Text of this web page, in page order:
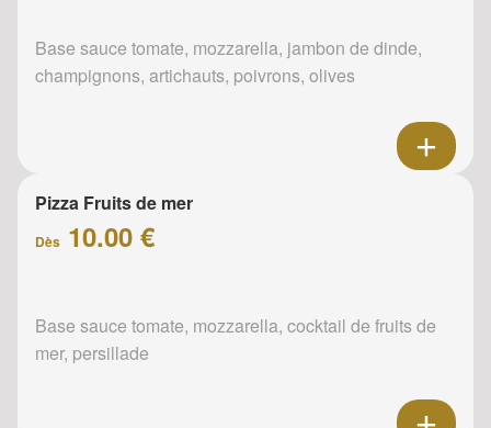
Base sauce tomate, mozzarella, jambon de dinde,
champignons, artichauts, poivrons, olives
Pizza Fruits de mer
Dès 10.00 €
Base sauce tomate, mozzarella, cocktail de fruits de
mer, persillade